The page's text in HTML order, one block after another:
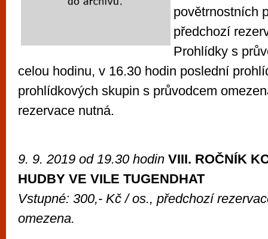
povětrnostních
předchozí
Prohlídky s
celou hodinu, v 16.30 hodin poslední
prohlídkových skupin s průvodcem
rezervace nutná.
9. 9. 2019 od 19.30 hodin VIII. ROČNÍK
HUDBY VE VILE TUGENDHAT
Vstupné: 300,- Kč / os., předchozí
omezena.